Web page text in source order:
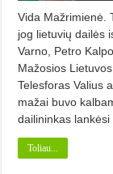
Vida Mažrimienė.
jog lietuvių dailės
Varno, Petro
Mažosios
Telesforas Valius
mažai buvo
dailininkas lankėsi
Toliau...